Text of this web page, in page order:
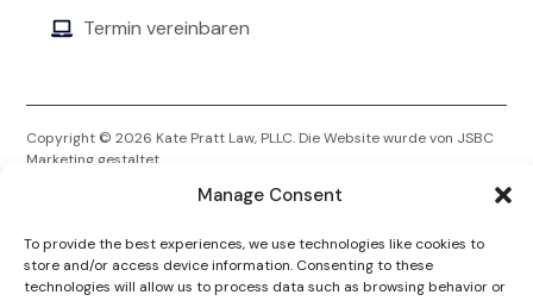
Manage Consent
To provide the best experiences, we use technologies like cookies to
store and/or access device information. Consenting to these
technologies will allow us to process data such as browsing behavior or
Termin vereinbaren
Copyright © 2026 Kate Pratt Law, PLLC. Die Website wurde von JSBC
Marketing gestaltet.
Datenschutzrichtlinie
Die Information auf dieser Website ist keine Rechtsberatung und